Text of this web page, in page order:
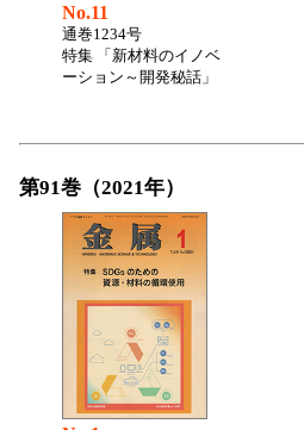
No.11
通巻1234号
特集 「新材料のイノベ
ーション～開発秘話」
第91巻（2021年）